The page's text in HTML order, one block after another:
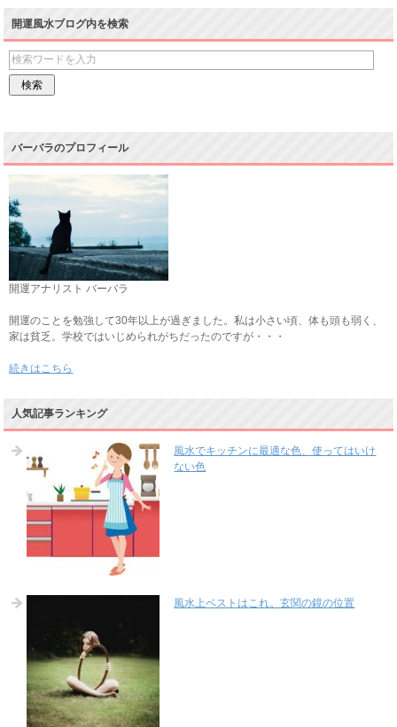
開運風水ブログ内を検索
バーバラのプロフィール
開運アナリスト バーバラ
開運のことを勉強して30年以上が過ぎました。私は小さい頃、体も頭も弱く、
家は貧乏。学校ではいじめられがちだったのですが・・・
続きはこちら
人気記事ランキング
風水でキッチンに最適な色、使ってはいけ
ない色
風水上ベストはこれ。玄関の鏡の位置